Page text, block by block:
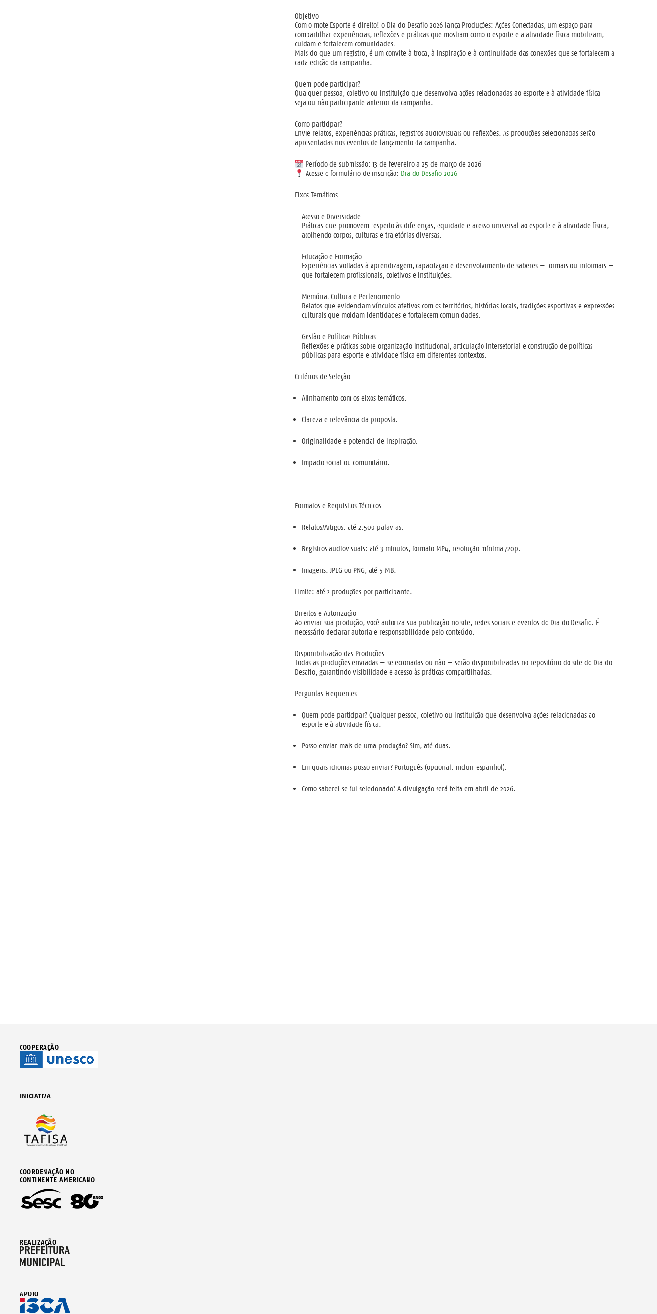
Objetivo
Com o mote Esporte é direito! o Dia do Desafio 2026 lança Produções: Ações Conectadas, um espaço para
compartilhar experiências, reflexões e práticas que mostram como o esporte e a atividade física mobilizam,
cuidam e fortalecem comunidades.
Mais do que um registro, é um convite à troca, à inspiração e à continuidade das conexões que se fortalecem a
cada edição da campanha.
Quem pode participar?
Qualquer pessoa, coletivo ou instituição que desenvolva ações relacionadas ao esporte e à atividade física —
seja ou não participante anterior da campanha.
Como participar?
Envie relatos, experiências práticas, registros audiovisuais ou reflexões. As produções selecionadas serão
apresentadas nos eventos de lançamento da campanha.
Período de submissão: 13 de fevereiro a 25 de março de 2026
Acesse o formulário de inscrição: Dia do Desafio 2026
Eixos Temáticos
Acesso e Diversidade
Práticas que promovem respeito às diferenças, equidade e acesso universal ao esporte e à atividade física,
acolhendo corpos, culturas e trajetórias diversas.
Educação e Formação
Experiências voltadas à aprendizagem, capacitação e desenvolvimento de saberes — formais ou informais —
que fortalecem profissionais, coletivos e instituições.
Memória, Cultura e Pertencimento
Relatos que evidenciam vínculos afetivos com os territórios, histórias locais, tradições esportivas e expressões
culturais que moldam identidades e fortalecem comunidades.
Gestão e Políticas Públicas
Reflexões e práticas sobre organização institucional, articulação intersetorial e construção de políticas
públicas para esporte e atividade física em diferentes contextos.
Critérios de Seleção
Alinhamento com os eixos temáticos.
Clareza e relevância da proposta.
Originalidade e potencial de inspiração.
Impacto social ou comunitário.
Formatos e Requisitos Técnicos
Relatos/Artigos: até 2.500 palavras.
Registros audiovisuais: até 3 minutos, formato MP4, resolução mínima 720p.
Imagens: JPEG ou PNG, até 5 MB.
Limite: até 2 produções por participante.
Direitos e Autorização
Ao enviar sua produção, você autoriza sua publicação no site, redes sociais e eventos do Dia do Desafio. É
necessário declarar autoria e responsabilidade pelo conteúdo.
Disponibilização das Produções
Todas as produções enviadas — selecionadas ou não — serão disponibilizadas no repositório do site do Dia do
Desafio, garantindo visibilidade e acesso às práticas compartilhadas.
Perguntas Frequentes
Quem pode participar? Qualquer pessoa, coletivo ou instituição que desenvolva ações relacionadas ao
esporte e à atividade física.
Posso enviar mais de uma produção? Sim, até duas.
Em quais idiomas posso enviar? Português (opcional: incluir espanhol).
Como saberei se fui selecionado? A divulgação será feita em abril de 2026.
COOPERAÇÃO
INICIATIVA
COORDENAÇÃO NO
CONTINENTE AMERICANO
REALIZAÇÃO
APOIO